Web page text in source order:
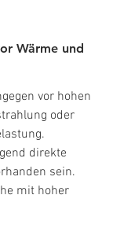
Wärme und
vor hohen
oder
direkte
sein.
mit hoher